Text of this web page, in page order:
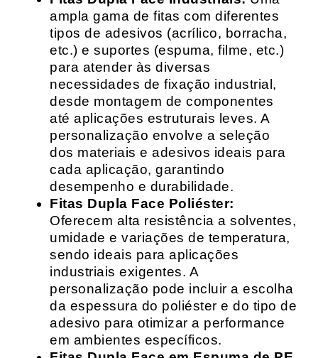
ampla gama de fitas com diferentes
tipos de adesivos (acrílico, borracha,
etc.) e suportes (espuma, filme, etc.)
para atender às diversas
necessidades de fixação industrial,
desde montagem de componentes
até aplicações estruturais leves. A
personalização envolve a seleção
dos materiais e adesivos ideais para
cada aplicação, garantindo
desempenho e durabilidade.
Fitas Dupla Face Poliéster:
Oferecem alta resistência a solventes,
umidade e variações de temperatura,
sendo ideais para aplicações
industriais exigentes. A
personalização pode incluir a escolha
da espessura do poliéster e do tipo de
adesivo para otimizar a performance
em ambientes específicos.